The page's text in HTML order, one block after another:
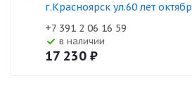
г.Красноярск ул.60 лет
+7 391 2 06 16 59
В наличии
17 230 ₽